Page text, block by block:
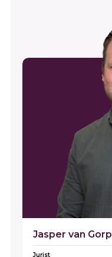
Jasper van Gorp
Jurist